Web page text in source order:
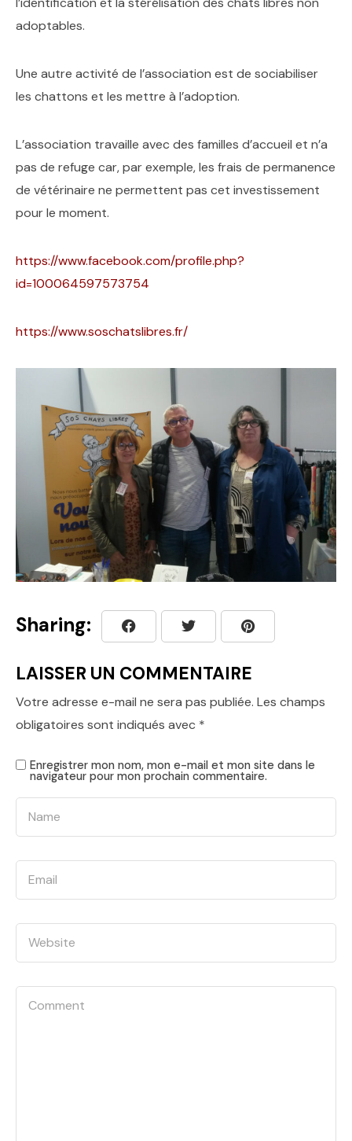
adoptables.
Une autre activité de l’association est de sociabiliser
les chattons et les mettre à l’adoption.
L’association travaille avec des familles d’accueil et n’a
pas de refuge car, par exemple, les frais de permanence
de vétérinaire ne permettent pas cet investissement
pour le moment.
https://www.facebook.com/profile.php?
id=100064597573754
https://www.soschatslibres.fr/
Sharing:
LAISSER UN COMMENTAIRE
Votre adresse e-mail ne sera pas publiée. Les champs
obligatoires sont indiqués avec *
Enregistrer mon nom, mon e-mail et mon site dans le
navigateur pour mon prochain commentaire.